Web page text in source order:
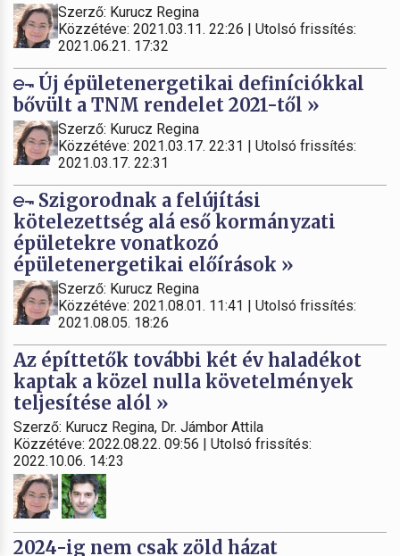
Szerző: Kurucz Regina
Közzétéve: 2021.03.11. 22:26 | Utolsó frissítés:
2021.06.21. 17:32
Új épületenergetikai definíciókkal
bővült a TNM rendelet 2021-től »
Szerző: Kurucz Regina
Közzétéve: 2021.03.17. 22:31 | Utolsó frissítés:
2021.03.17. 22:31
Szigorodnak a felújítási
kötelezettség alá eső kormányzati
épületekre vonatkozó
épületenergetikai előírások »
Szerző: Kurucz Regina
Közzétéve: 2021.08.01. 11:41 | Utolsó frissítés:
2021.08.05. 18:26
Az építtetők további két év haladékot
kaptak a közel nulla követelmények
teljesítése alól »
Szerző: Kurucz Regina, Dr. Jámbor Attila
Közzétéve: 2022.08.22. 09:56 | Utolsó frissítés:
2022.10.06. 14:23
2024-ig nem csak zöld házat